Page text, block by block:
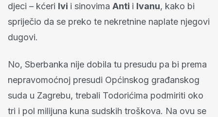
djeci – kćeri Ivi i sinovima Anti i Ivanu, kako bi
spriječio da se preko te nekretnine naplate njegovi
dugovi.
No, Sberbanka nije dobila tu presudu pa bi prema
nepravomoćnoj presudi Općinskog građanskog
suda u Zagrebu, trebali Todorićima podmiriti oko
tri i pol milijuna kuna sudskih troškova. Na ovu se